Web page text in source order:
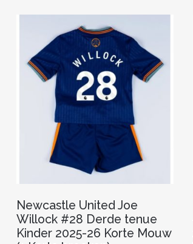
Deze
optie
gekozen
worden
op
de
productpagina
Newcastle United Joe
Willock #28 Derde tenue
Kinder 2025-26 Korte Mouw